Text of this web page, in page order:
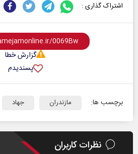
اشتراک گذاری :
گزارش خطا
پسندیدم
برچسب ها: مازندران جهاد
نظرات کاربران